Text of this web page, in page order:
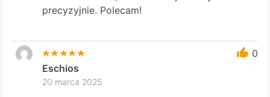
precyzyjnie. Polecam!
0
Eschios
20 marca 2025